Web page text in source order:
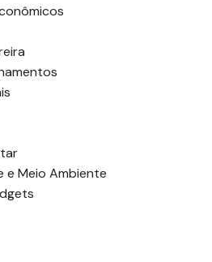
e Meio Ambiente